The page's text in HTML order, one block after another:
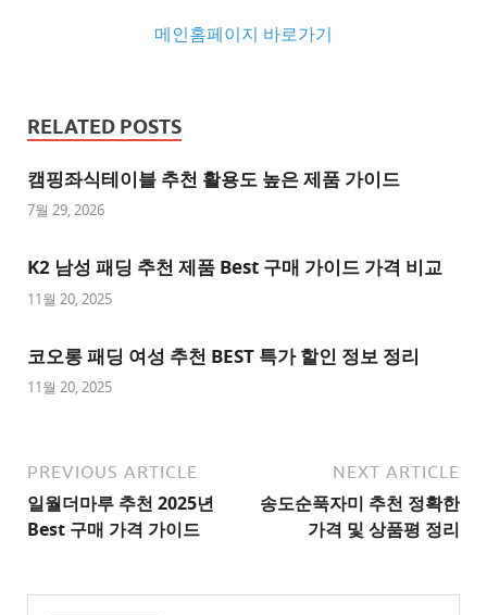
메인홈페이지 바로가기
사
이
트
천
사
트
1
사
이
트
추
RELATED POSTS
캠핑좌식테이블 추천 활용도 높은 제품 가이드
7월 29, 2026
K2 남성 패딩 추천 제품 Best 구매 가이드 가격 비교
11월 20, 2025
코오롱 패딩 여성 추천 BEST 특가 할인 정보 정리
11월 20, 2025
PREVIOUS ARTICLE
일월더마루 추천 2025년
Best 구매 가격 가이드
NEXT ARTICLE
송도순푹자미 추천 정확한
가격 및 상품평 정리